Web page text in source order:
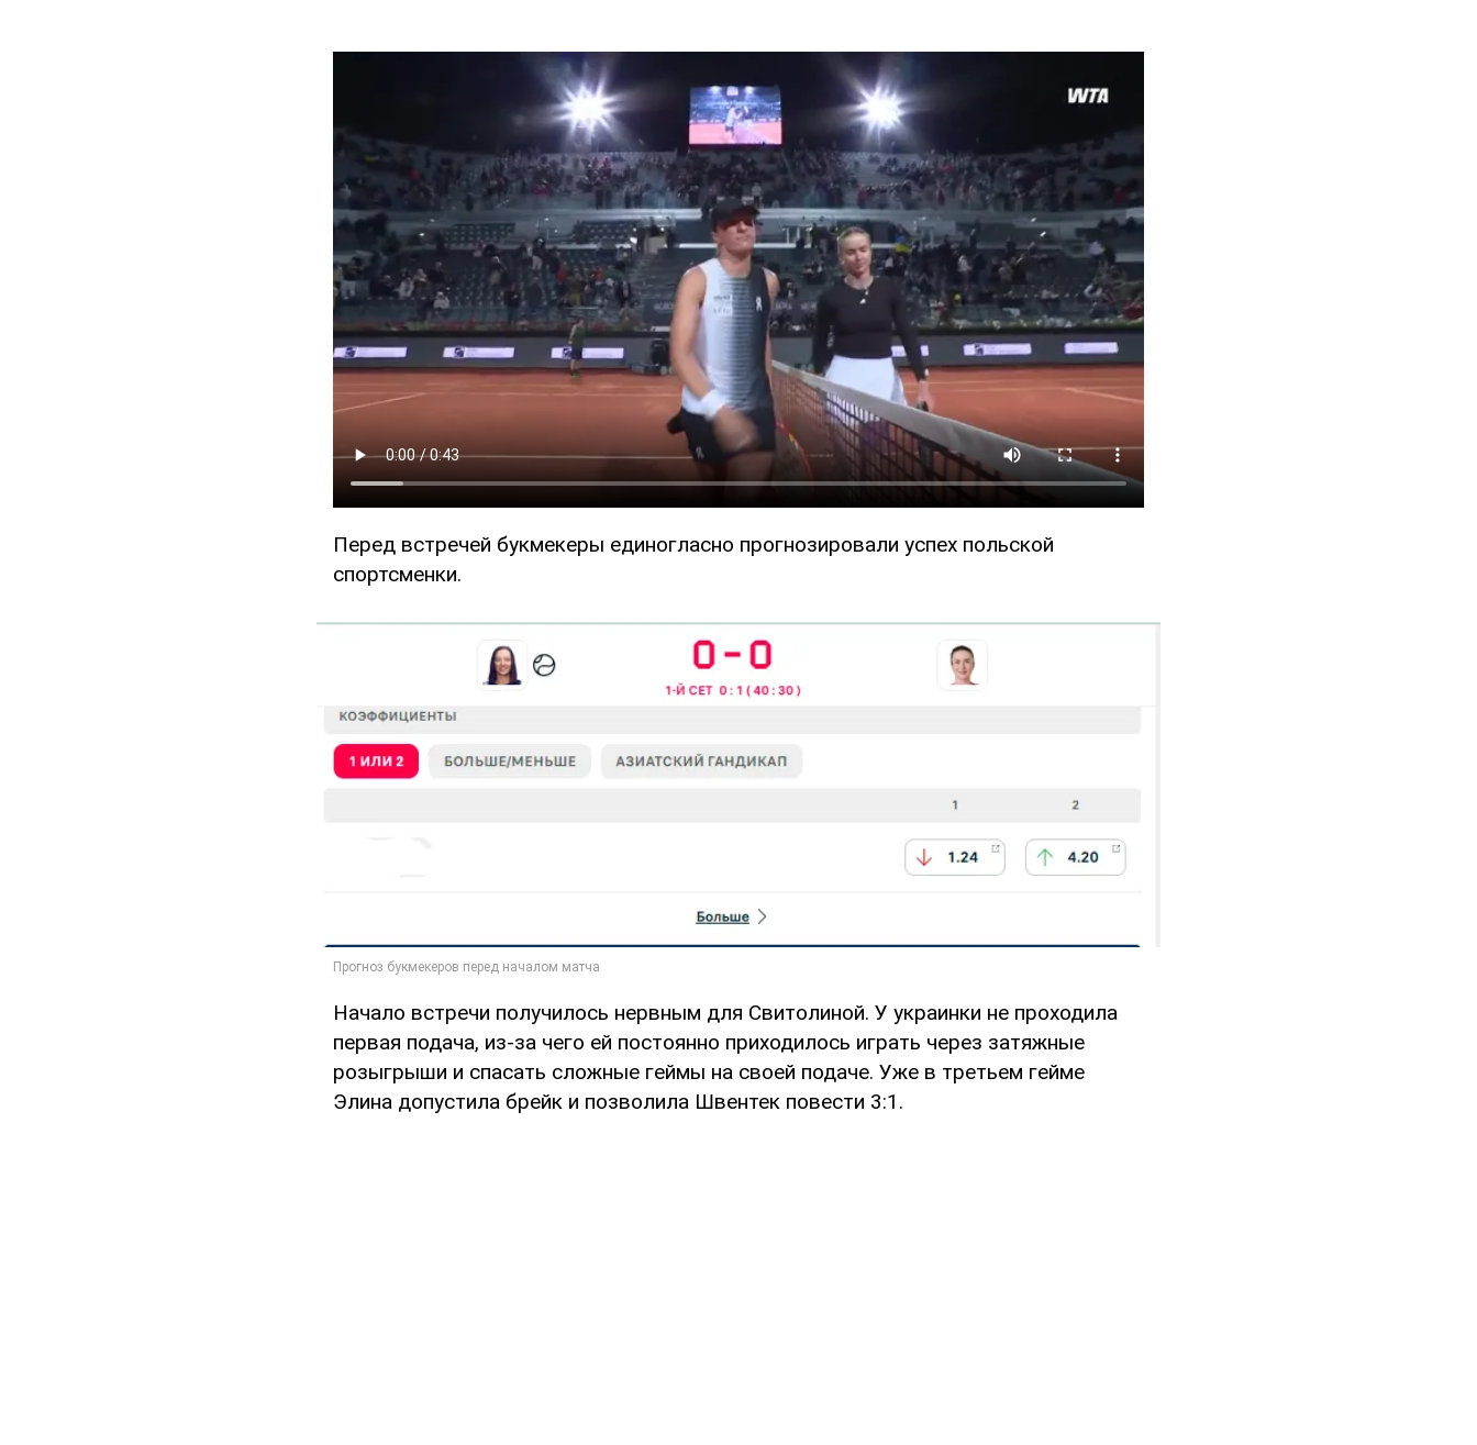
Перед встречей букмекеры единогласно прогнозировали успех польской
спортсменки.
Начало встречи получилось нервным для Свитолиной. У украинки не проходила
первая подача, из-за чего ей постоянно приходилось играть через затяжные
розыгрыши и спасать сложные геймы на своей подаче. Уже в третьем гейме
Элина допустила брейк и позволила Швентек повести 3:1.